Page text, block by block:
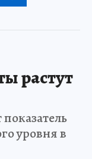
растут
уровня в